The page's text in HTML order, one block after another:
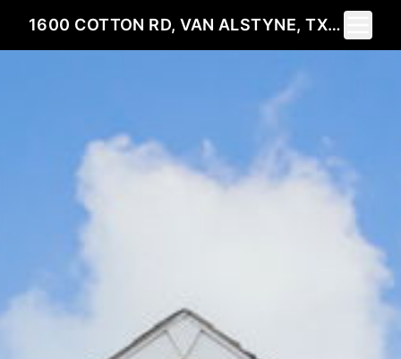
1600 COTTON RD, VAN ALSTYNE, TX 75495
Toggle